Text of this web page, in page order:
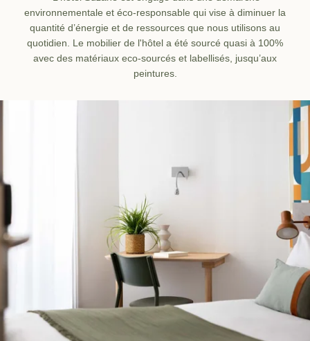
environnementale et éco-responsable qui vise à diminuer la
quantité d’énergie et de ressources que nous utilisons au
quotidien. Le mobilier de l'hôtel a été sourcé quasi à 100%
avec des matériaux eco-sourcés et labellisés, jusqu’aux
peintures.